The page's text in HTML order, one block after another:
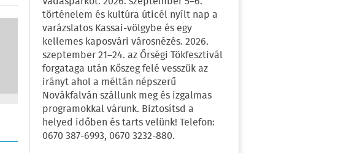
történelem és kultúra úticél nyílt nap a
varázslatos Kassai-völgybe és egy
kellemes kaposvári városnézés. 2026.
szeptember 21–24. az Őrségi Tökfesztivál
forgataga után Kőszeg felé vesszük az
irányt ahol a méltán népszerű
Novákfalván szállunk meg és izgalmas
programokkal várunk. Biztosítsd a
helyed időben és tarts velünk! Telefon:
0670 387-6993, 0670 3232-880.